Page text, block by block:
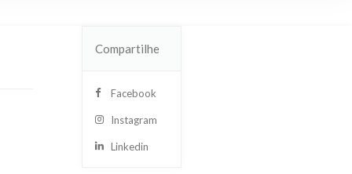
Compartilhe
Facebook
Instagram
Linkedin